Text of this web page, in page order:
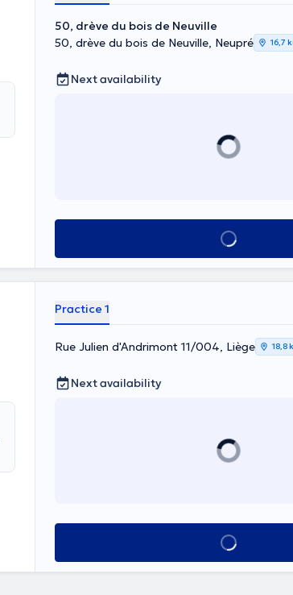
50, drève du bois de Neuville
50, drève du bois de Neuville, Neupré
16,7
Next availability
See all
Practice 1
Rue Julien d'Andrimont 11/004, Liège 18,8
Next availability
See all